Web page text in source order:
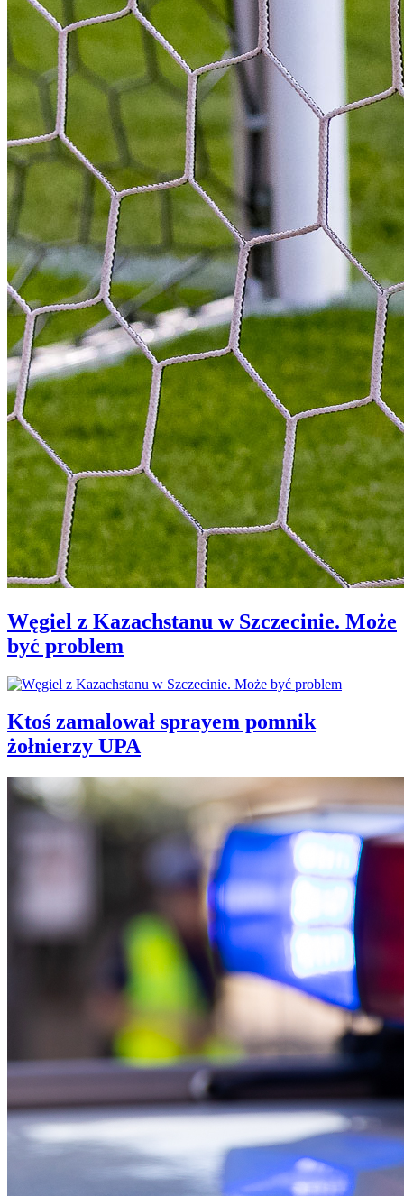
Węgiel z Kazachstanu w Szczecinie. Może
być problem
Ktoś zamalował sprayem pomnik
żołnierzy UPA